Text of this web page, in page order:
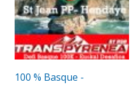
100 % Basque -